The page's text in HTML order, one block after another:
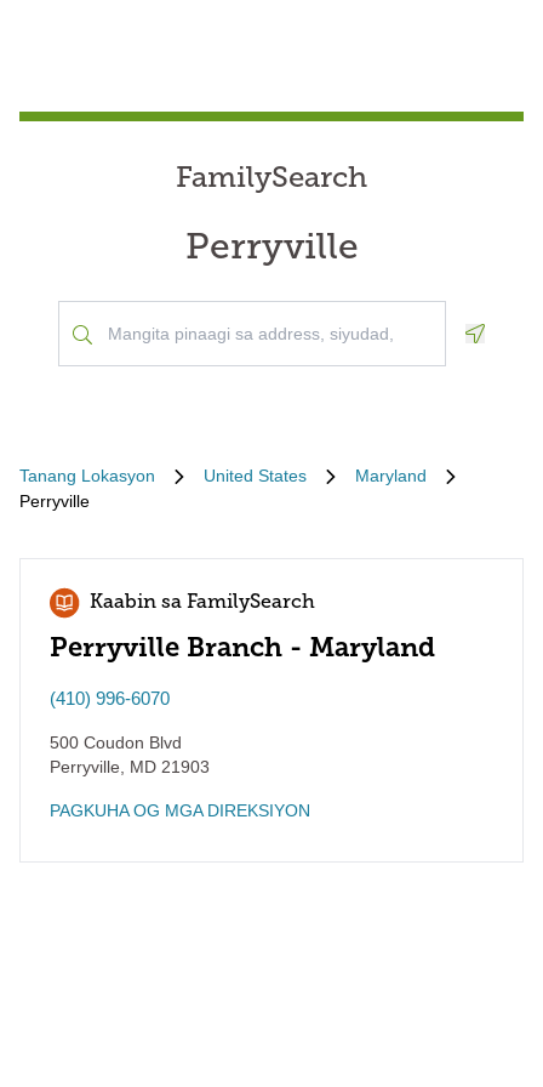
FamilySearch
Perryville
Tanang Lokasyon United States
Maryland
Perryville
Kaabin sa FamilySearch
Perryville Branch - Maryland
(410) 996-6070
500 Coudon Blvd
Perryville
MD 21903
PAGKUHA OG MGA DIREKSIYON